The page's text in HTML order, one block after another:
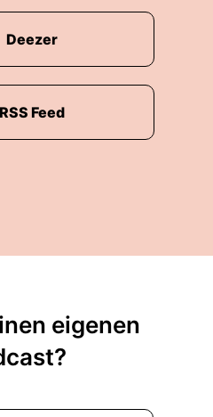
Deezer
RSS Feed
eigenen